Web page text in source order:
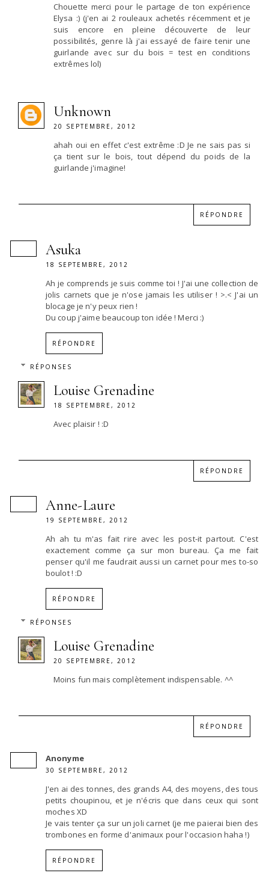
Chouette merci pour le partage de ton expérience
Elysa :) (j'en ai 2 rouleaux achetés récemment et je
suis encore en pleine découverte de leur
possibilités, genre là j'ai essayé de faire tenir une
guirlande avec sur du bois = test en conditions
extrêmes lol)
Unknown
20 SEPTEMBRE, 2012
ahah oui en effet c'est extrême :D Je ne sais pas si
ça tient sur le bois, tout dépend du poids de la
guirlande j'imagine!
RÉPONDRE
Asuka
18 SEPTEMBRE, 2012
Ah je comprends je suis comme toi ! J'ai une collection de
jolis carnets que je n'ose jamais les utiliser ! >.< J'ai un
blocage je n'y peux rien !
Du coup j'aime beaucoup ton idée ! Merci :)
RÉPONDRE
RÉPONSES
Louise Grenadine
18 SEPTEMBRE, 2012
Avec plaisir ! :D
RÉPONDRE
Anne-Laure
19 SEPTEMBRE, 2012
Ah ah tu m'as fait rire avec les post-it partout. C'est
exactement comme ça sur mon bureau. Ça me fait
penser qu'il me faudrait aussi un carnet pour mes to-so
boulot ! :D
RÉPONDRE
RÉPONSES
Louise Grenadine
20 SEPTEMBRE, 2012
Moins fun mais complètement indispensable. ^^
RÉPONDRE
Anonyme
30 SEPTEMBRE, 2012
J'en ai des tonnes, des grands A4, des moyens, des tous
petits choupinou, et je n'écris que dans ceux qui sont
moches XD
Je vais tenter ça sur un joli carnet (je me paierai bien des
trombones en forme d'animaux pour l'occasion haha !)
RÉPONDRE